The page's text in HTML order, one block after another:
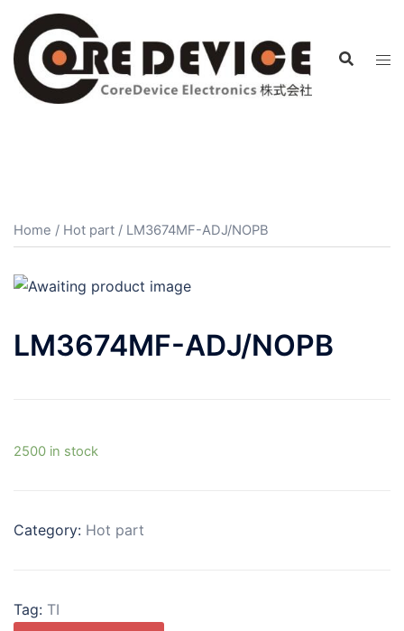
Home / Hot part / LM3674MF-ADJ/NOPB
LM3674MF-ADJ/NOPB
2500 in stock
Category: Hot part
Tag: TI